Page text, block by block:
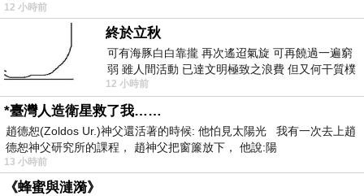
12 小時前
終於立秋
可有海豚白白靠攏 再次遙迢氣旋 可再饒過一遍窮
弱 雖人間活動 已達文明極致之浪費 但又何干質樸
者 只能白白陪葬
12 小時前
*臺灣人造衛星救了我……
趙德恕(Zoldos Ur.)神父還活著的時候: 他怕見太陽光 我有一次去上趙
德恕神父研究所的課程， 趙神父把窗簾放下， 他說:陽
13 小時前
《蜂蜜與漣漪》